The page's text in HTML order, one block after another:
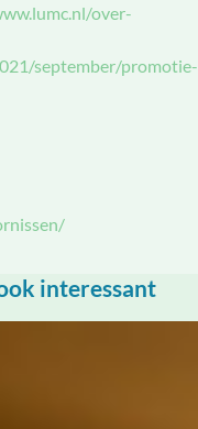
over-
september/promotie-
interessant